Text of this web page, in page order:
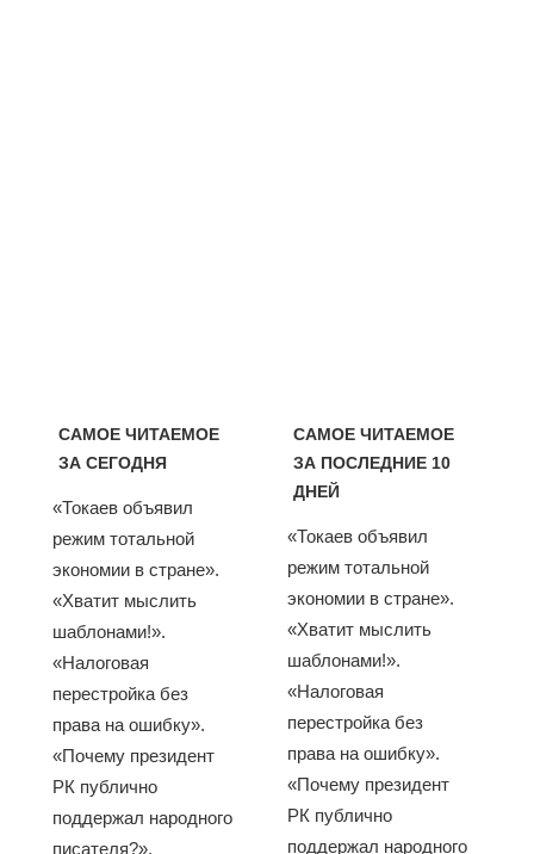
САМОЕ ЧИТАЕМОЕ
ЗА СЕГОДНЯ
«Токаев объявил
режим тотальной
экономии в стране».
«Хватит мыслить
шаблонами!».
«Налоговая
перестройка без
права на ошибку».
«Почему президент
РК публично
поддержал народного
писателя?».
САМОЕ ЧИТАЕМОЕ
ЗА ПОСЛЕДНИЕ 10
ДНЕЙ
«Токаев объявил
режим тотальной
экономии в стране».
«Хватит мыслить
шаблонами!».
«Налоговая
перестройка без
права на ошибку».
«Почему президент
РК публично
поддержал народного